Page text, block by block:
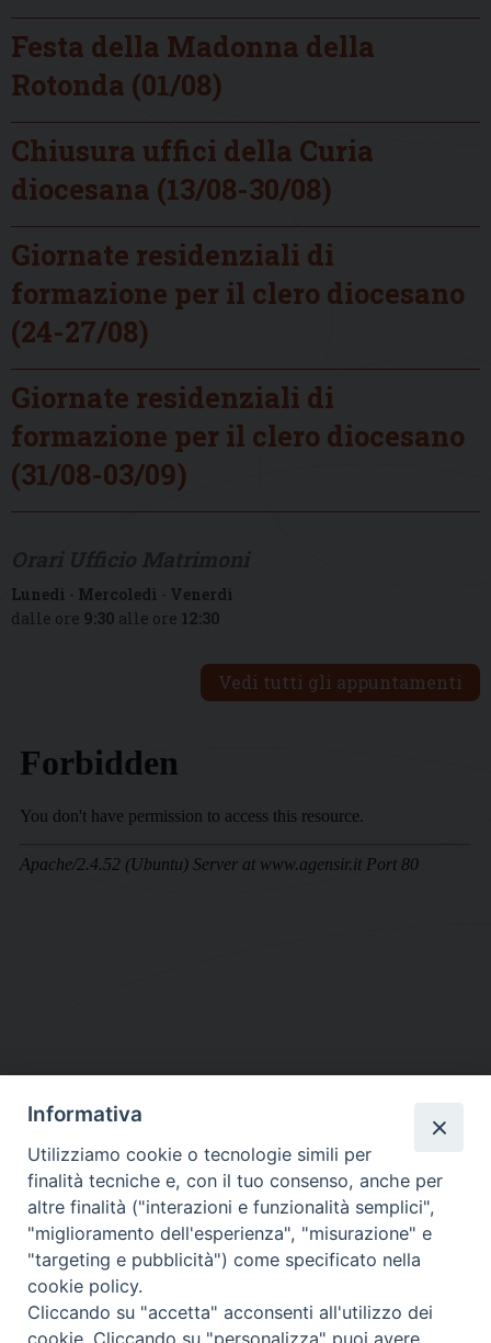
Festa della Madonna della
Rotonda (01/08)
Chiusura uffici della Curia
diocesana (13/08-30/08)
Giornate residenziali di
formazione per il clero diocesano
(24-27/08)
Giornate residenziali di
formazione per il clero diocesano
(31/08-03/09)
Lunedì - Mercoledì - Venerdì
dalle ore 9:30 alle ore 12:30
Vedi tutti gli appuntamenti
DIOCESI SUBURBICARIA DI ALBANO
Contatti:Tel.: 06.93268401 - Fax.: 06.9323844
E-mail:curia@diocesidialbano.it
Orari: dal Lunedì al Venerdì Ore: 9:00 - 13:00
Lunedì, Mercoledì e Venerdì, Ore 9:30 - 12:30
Informativa
Utilizziamo cookie o tecnologie simili per
finalità tecniche e, con il tuo consenso, anche per
altre finalità ("interazioni e funzionalità semplici",
"miglioramento dell'esperienza", "misurazione" e
"targeting e pubblicità") come specificato nella
cookie policy.
Cliccando su "accetta" acconsenti all'utilizzo dei